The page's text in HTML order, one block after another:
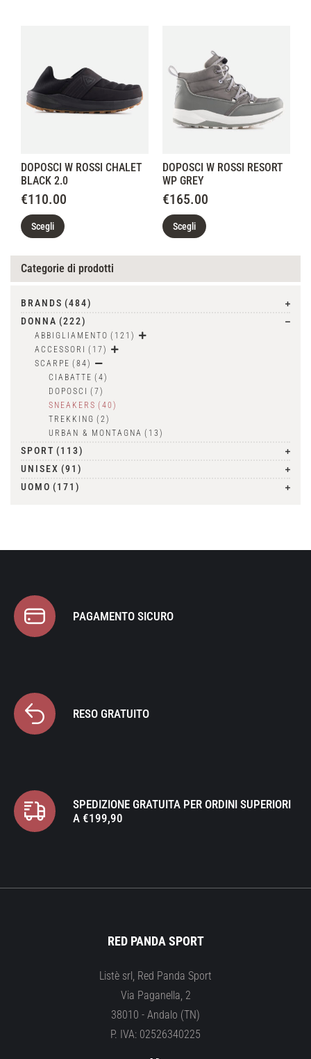
DOPOSCI W ROSSI CHALET
BLACK 2.0
€110.00
Scegli
DOPOSCI W ROSSI RESORT
WP GREY
€165.00
Scegli
Categorie di prodotti
BRANDS (484)
DONNA (222)
ABBIGLIAMENTO (121)
ACCESSORI
(17)
SCARPE (84)
CIABATTE (4)
DOPOSCI
(7)
SNEAKERS (40)
TREKKING (2)
URBAN & MONTAGNA (13)
SPORT (113)
UNISEX (91)
UOMO (171)
PAGAMENTO SICURO
RESO GRATUITO
SPEDIZIONE GRATUITA PER ORDINI SUPERIORI
A €199,90
RED PANDA SPORT
Listè srl, Red Panda Sport
Via Paganella, 2
38010 - Andalo (TN)
P. IVA: 02526340225